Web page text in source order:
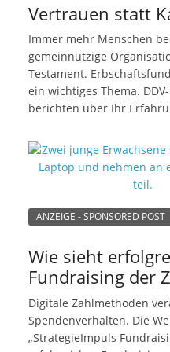
Vertrauen statt
Immer mehr Menschen
gemeinnützige
Testament.
ein wichtiges Thema.
berichten über Ihr
ANZEIGE - SPONSORED POST
Wie sieht
Fundraising der
Digitale Zahlmethoden
Spendenverhalten. Die
„StrategieImpuls